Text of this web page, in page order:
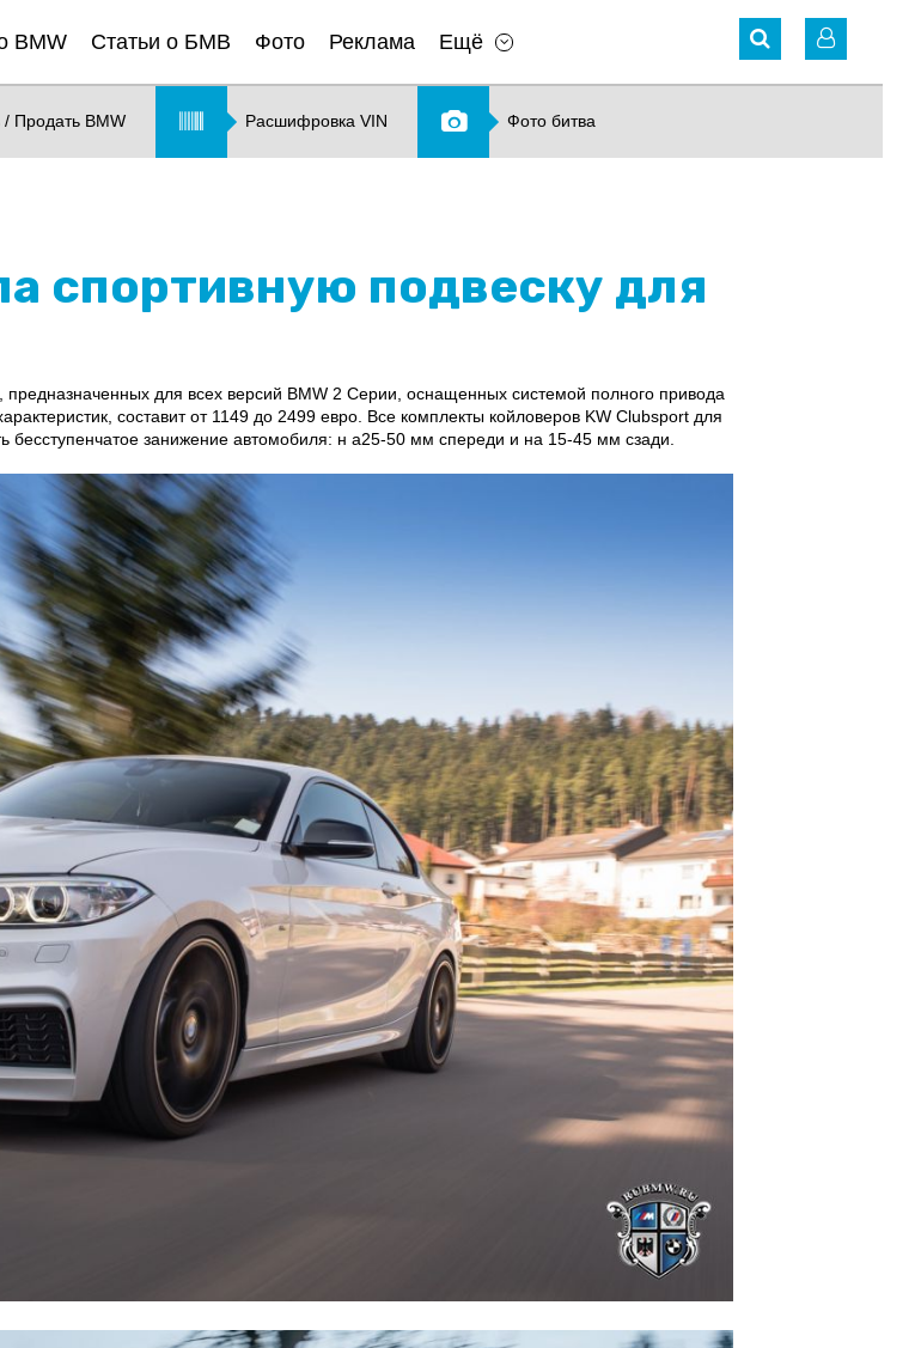
BMW Статьи о БМВ Фото Реклама Ещё
/ Продать BMW Расшифровка VIN Фото битва
спортивную подвеску для
для всех версий BMW 2 Серии, оснащенных системой полного привода
составит от 1149 до 2499 евро. Все комплекты койловеров KW Clubsport для
занижение автомобиля: н а25-50 мм спереди и на 15-45 мм сзади.